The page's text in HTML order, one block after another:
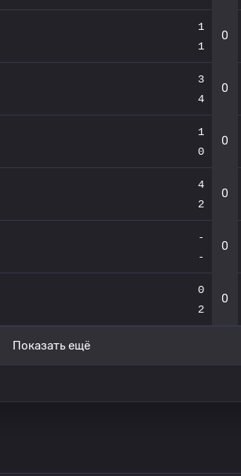
1
1
0
3
4
0
1
0
0
4
2
0
-
-
0
0
2
0
Показать ещё